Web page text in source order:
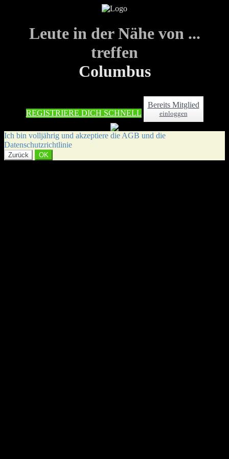
Leute in der Nähe von ...
treffen
Columbus
REGISTRIERE DICH SCHNELL
Bereits Mitglied
einloggen
Ich bin volljährig und akzeptiere die AGB und die
Datenschutzrichtlinie
Zurück OK